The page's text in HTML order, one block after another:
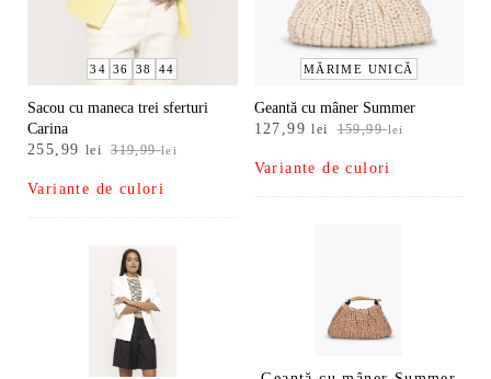
34 36 38 44
Sacou cu maneca trei sferturi
Carina
319,99lei
Prețul
a
fost:
255,99 lei
Prețul
este:
255,99 lei.
Variante de culori
MĂRIME UNICĂ
Geantă cu mâner Summer
159,99lei
Prețul
a
fost:
127,99lei
Prețul
este:
127,99 lei.
Variante de culori